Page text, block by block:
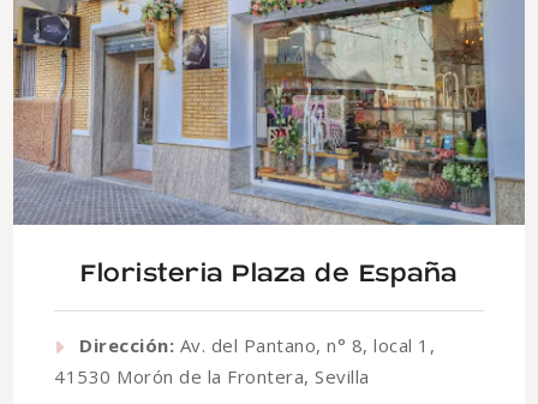
Floristeria Plaza de España
Dirección: Av. del Pantano, n° 8, local 1,
41530 Morón de la Frontera, Sevilla